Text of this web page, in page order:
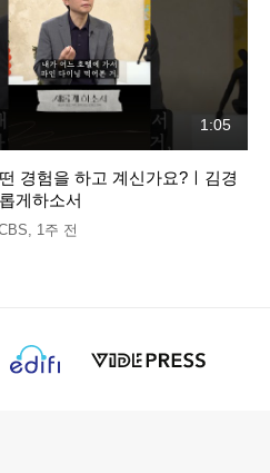
1:05
경험을 하고 계신가요?ㅣ김경
게하소서
1주 전